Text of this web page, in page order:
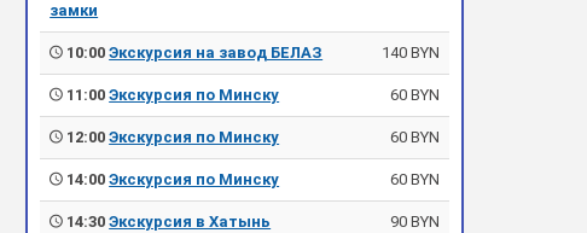
замки
10:00Экскурсия на завод БЕЛАЗ 140 BYN
11:00Экскурсия по Минску 60 BYN
12:00Экскурсия по Минску 60 BYN
14:00Экскурсия по Минску 60 BYN
14:30Экскурсия в Хатынь 90 BYN